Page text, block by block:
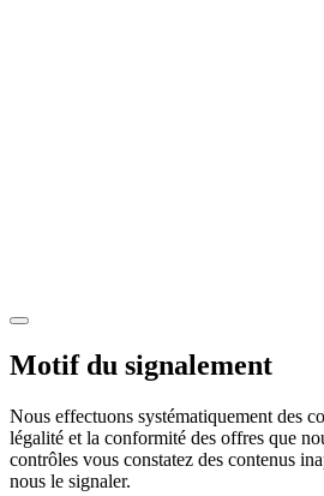
Motif du signalement
Nous effectuons systématiquement des
légalité et la conformité des offres que
contrôles vous constatez des contenus
nous le signaler.